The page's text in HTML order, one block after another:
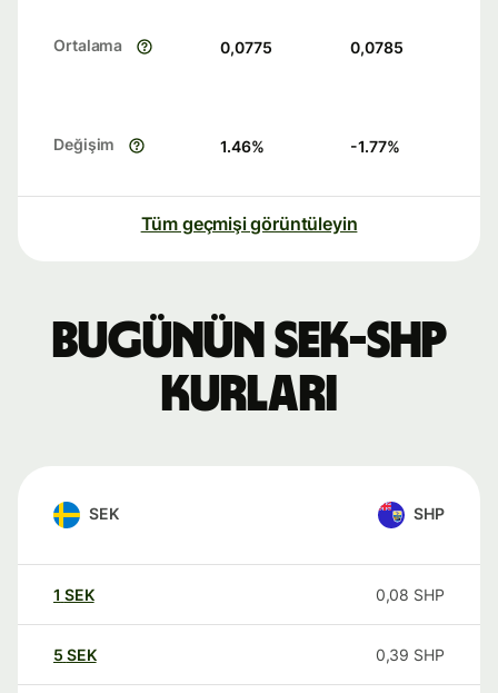
Ortalama 0,0775 0,0785
Değişim 1.46% -1.77%
Tüm geçmişi görüntüleyin
Bugünün SEK-SHP
kurları
SEK SHP
1 SEK 0,08 SHP
5 SEK 0,39 SHP